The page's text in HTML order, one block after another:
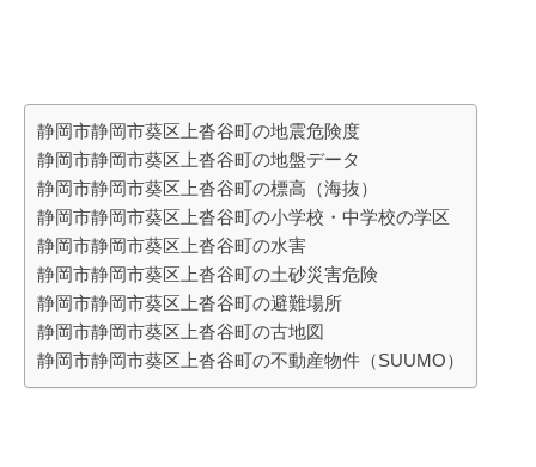
静岡市静岡市葵区上沓谷町の地震危険度
静岡市静岡市葵区上沓谷町の地盤データ
静岡市静岡市葵区上沓谷町の標高（海抜）
静岡市静岡市葵区上沓谷町の小学校・中学校の学区
静岡市静岡市葵区上沓谷町の水害
静岡市静岡市葵区上沓谷町の土砂災害危険
静岡市静岡市葵区上沓谷町の避難場所
静岡市静岡市葵区上沓谷町の古地図
静岡市静岡市葵区上沓谷町の不動産物件（SUUMO）